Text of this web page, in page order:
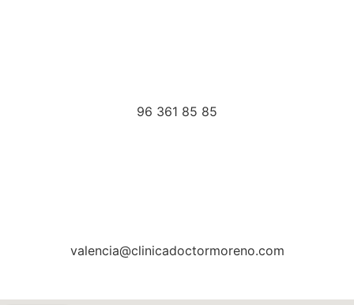
96 361 85 85
valencia@clinicadoctormoreno.com